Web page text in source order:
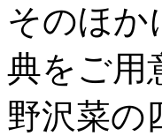
そのほか
典をご用
野沢菜の